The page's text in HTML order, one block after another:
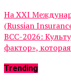
На XXI
(Russian
ВСС-2026:
фактор»,
Trending